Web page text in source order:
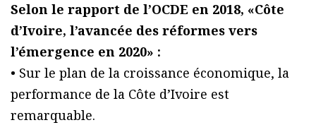
Selon le rapport de l’OCDE en 2018, «Côte
d’Ivoire, l’avancée des réformes vers
l’émergence en 2020» :
• Sur le plan de la croissance économique, la
performance de la Côte d’Ivoire est
remarquable.